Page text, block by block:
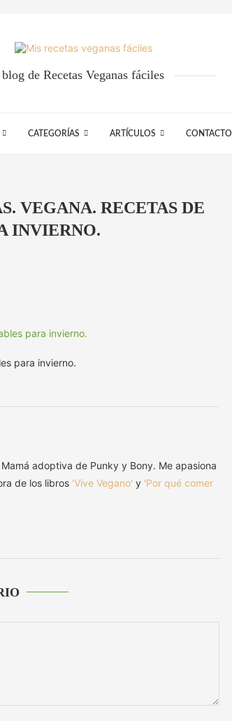
blog de Recetas Veganas fáciles
CATEGORÍAS ARTÍCULOS CONTACTO
VEGANA. RECETAS DE
INVIERNO.
para invierno.
adoptiva de Punky y Bony. Me apasiona
de los libros 'Vive Vegano' y 'Por qué comer